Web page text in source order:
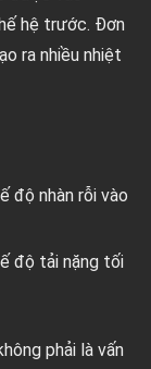
hệ trước. Đơn
ra nhiều nhiệt
độ nhàn rỗi vào
độ tải nặng tối
phải là vấn